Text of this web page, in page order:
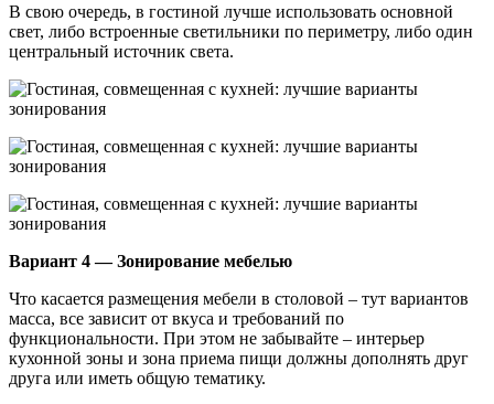
В свою очередь, в гостиной лучше использовать основной
свет, либо встроенные светильники по периметру, либо один
центральный источник света.
Вариант 4 — Зонирование мебелью
Что касается размещения мебели в столовой – тут вариантов
масса, все зависит от вкуса и требований по
функциональности. При этом не забывайте – интерьер
кухонной зоны и зона приема пищи должны дополнять друг
друга или иметь общую тематику.